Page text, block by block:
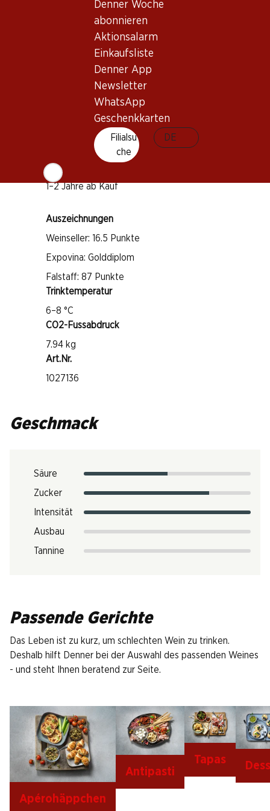
Denner Woche
abonnieren
Aktionsalarm
Einkaufsliste
Denner App
Newsletter
WhatsApp
Geschenkkarten
Filialsu
che
DE
Wissenswertes
Pinot Meunier
Chardonnay
Schaumwein
Trinkreife
1–2 Jahre ab Kauf
Auszeichnungen
Weinseller: 16.5 Punkte
Expovina: Golddiplom
Falstaff: 87 Punkte
Trinktemperatur
6–8 °C
CO2-Fussabdruck
7.94 kg
Art.Nr.
1027136
Geschmack
Säure
Zucker
Intensität
Ausbau
Tannine
Passende Gerichte
Das Leben ist zu kurz, um schlechten Wein zu trinken.
Deshalb hilft Denner bei der Auswahl des passenden Weines
- und steht Ihnen beratend zur Seite.
Apérohäppchen
Antipasti
Tapas